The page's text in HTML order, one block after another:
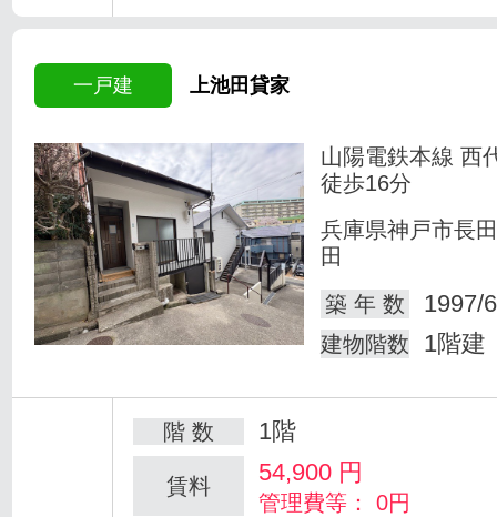
一戸建 上池田貸家
山陽電鉄本線 西
徒歩16分
兵庫県神戸市長
田
築 年 数
1997/
建物階数 1階建
階 数 1階
賃料 54,900 円
管理費等： 0円